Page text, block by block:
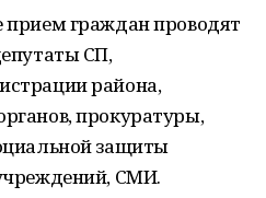
граждан проводят
СП,
района,
прокуратуры,
защиты
СМИ.